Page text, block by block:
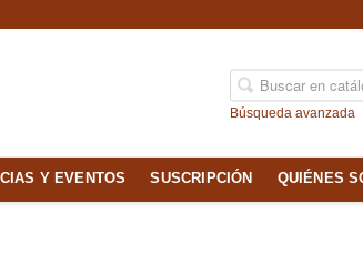
Búsqueda avanzada
Y EVENTOS SUSCRIPCIÓN QUIÉNES